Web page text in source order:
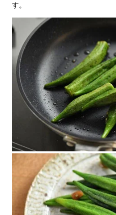
す。